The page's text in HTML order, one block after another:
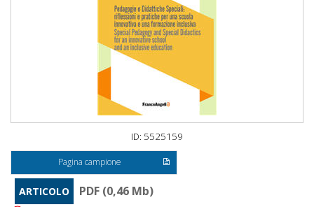
ID: 5525159
Pagina campione
ARTICOLO
PDF (0,46 Mb)